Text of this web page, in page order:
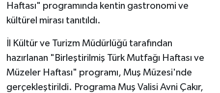
Haftası" programında kentin gastronomi ve
kültürel mirası tanıtıldı.
İl Kültür ve Turizm Müdürlüğü tarafından
hazırlanan "Birleştirilmiş Türk Mutfağı Haftası ve
Müzeler Haftası" programı, Muş Müzesi'nde
gerçekleştirildi. Programa Muş Valisi Avni Çakır,
Malazgirt